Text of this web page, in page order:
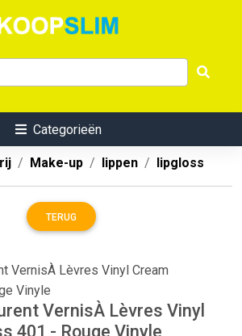
Categorieën
Make-up lippen lipgloss
TERUG
VernisÀ Lèvres Vinyl
401 - Rouge Vinyle